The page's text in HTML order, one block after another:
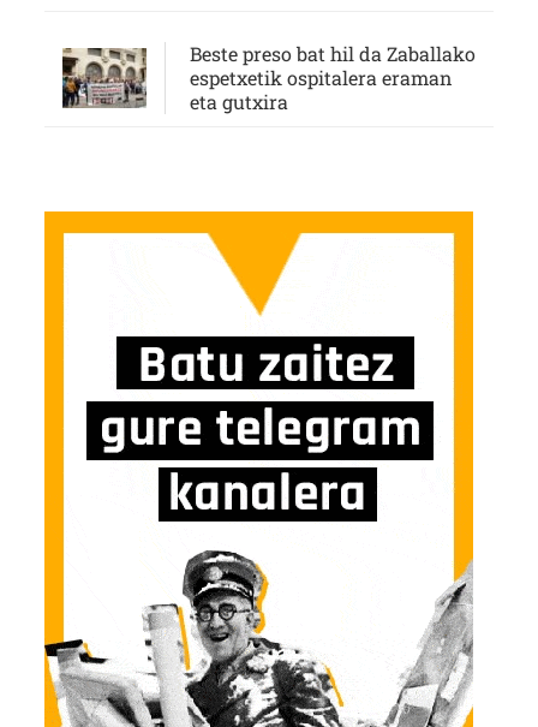
Beste preso bat hil da Zaballako
espetxetik ospitalera eraman
eta gutxira